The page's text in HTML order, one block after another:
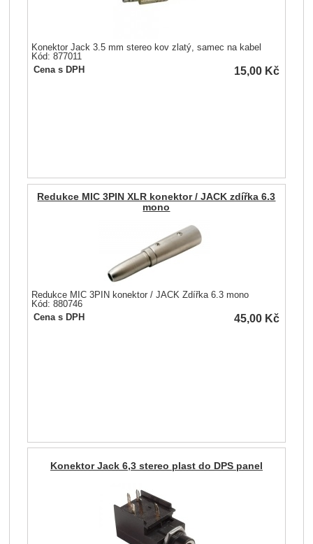
Konektor Jack 3.5 mm stereo kov zlatý, samec na kabel
Kód: 877011
Cena s DPH
15,00 Kč
Redukce MIC 3PIN XLR konektor / JACK zdířka 6.3
mono
Redukce MIC 3PIN konektor / JACK Zdířka 6.3 mono
Kód: 880746
Cena s DPH
45,00 Kč
Konektor Jack 6,3 stereo plast do DPS panel